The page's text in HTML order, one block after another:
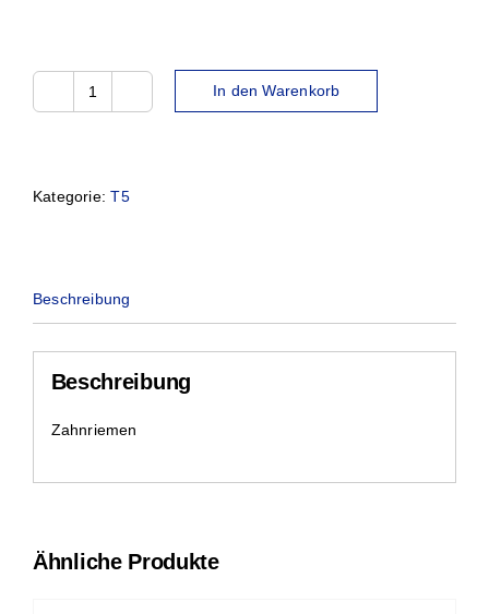
8T5-
In den Warenkorb
Kategorie:T5
Beschreibung
Beschreibung
Zahnriemen
Ähnliche Produkte